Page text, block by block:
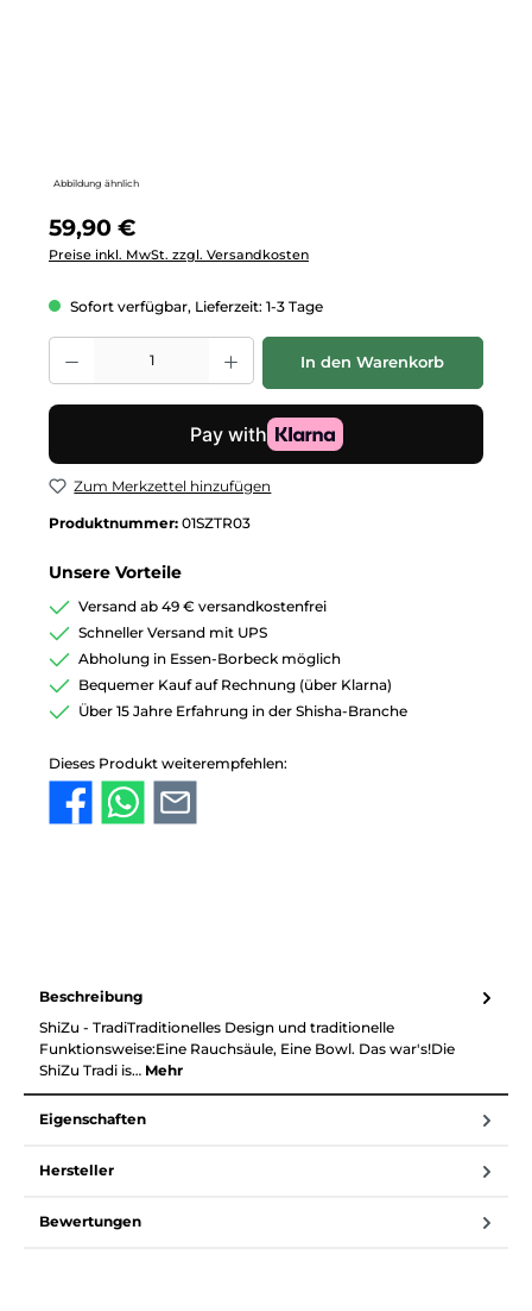
Abbildung ähnlich
Regulärer Preis:
59,90 €
Preise inkl. MwSt. zzgl. Versandkosten
Sofort verfügbar, Lieferzeit: 1-3 Tage
Produkt Anzahl: Gib den gewünschten Wert ein oder benutze die
In den Warenkorb
Zum Merkzettel hinzufügen
Produktnummer: 01SZTR03
Unsere Vorteile
Versand ab 49 € versandkostenfrei
Schneller Versand mit UPS
Abholung in Essen-Borbeck möglich
Bequemer Kauf auf Rechnung (über Klarna)
Über 15 Jahre Erfahrung in der Shisha-Branche
Dieses Produkt weiterempfehlen:
Beschreibung
ShiZu - TradiTraditionelles Design und traditionelle
Funktionsweise:Eine Rauchsäule, Eine Bowl. Das war's!Die
ShiZu Tradi is… Mehr
Eigenschaften
Hersteller
Bewertungen